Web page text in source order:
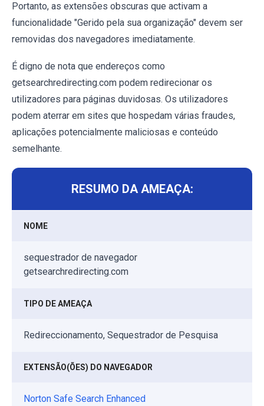
Portanto, as extensões obscuras que activam a
funcionalidade "Gerido pela sua organização" devem ser
removidas dos navegadores imediatamente.
É digno de nota que endereços como
getsearchredirecting.com podem redirecionar os
utilizadores para páginas duvidosas. Os utilizadores
podem aterrar em sites que hospedam várias fraudes,
aplicações potencialmente maliciosas e conteúdo
semelhante.
RESUMO DA AMEAÇA:
NOME
sequestrador de navegador
getsearchredirecting.com
TIPO DE AMEAÇA
Redireccionamento, Sequestrador de Pesquisa
EXTENSÃO(ÕES) DO NAVEGADOR
Norton Safe Search Enhanced